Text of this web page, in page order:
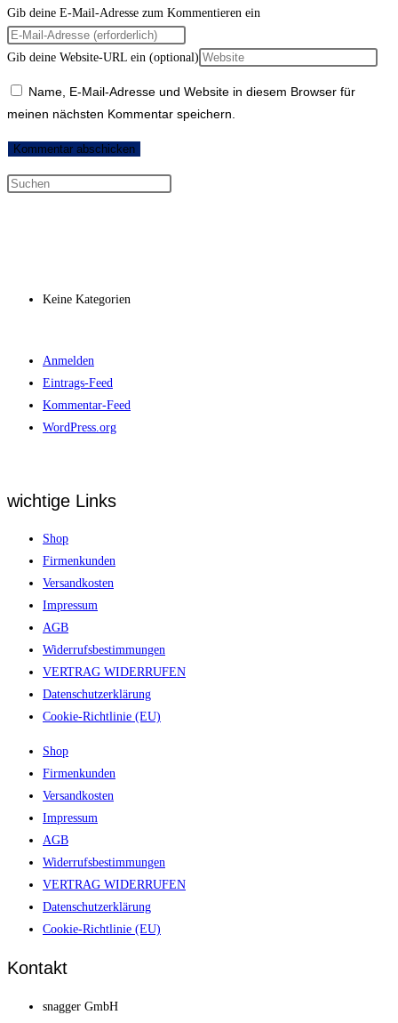
Gib deine E-Mail-Adresse zum Kommentieren ein
Gib deine Website-URL ein (optional)
Name, E-Mail-Adresse und Website in diesem Browser für
meinen nächsten Kommentar speichern.
Keine Kategorien
Anmelden
Eintrags-Feed
Kommentar-Feed
WordPress.org
wichtige Links
Shop
Firmenkunden
Versandkosten
Impressum
AGB
Widerrufsbestimmungen
VERTRAG WIDERRUFEN
Datenschutzerklärung
Cookie-Richtlinie (EU)
Shop
Firmenkunden
Versandkosten
Impressum
AGB
Widerrufsbestimmungen
VERTRAG WIDERRUFEN
Datenschutzerklärung
Cookie-Richtlinie (EU)
Kontakt
snagger GmbH